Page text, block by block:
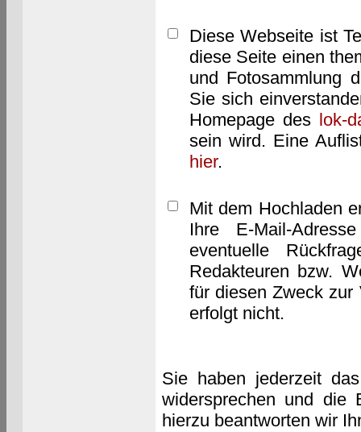
Diese Webseite ist
diese Seite einen
und Fotosammlung
Sie sich
Homepage des lok-
sein wird. Eine
hier.
Mit dem Hochladen
Ihre E-Mail-
eventuelle
Redakteuren bzw.
für diesen Zweck zur
erfolgt nicht.
Sie haben jederzeit
widersprechen und die
hierzu beantworten wir